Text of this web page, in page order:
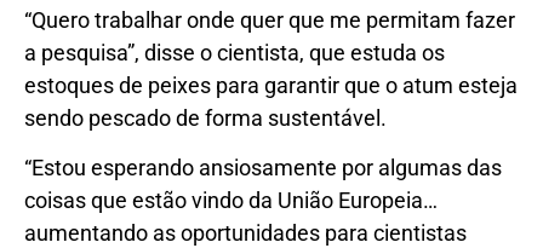
“Quero trabalhar onde quer que me permitam fazer
a pesquisa”, disse o cientista, que estuda os
estoques de peixes para garantir que o atum esteja
sendo pescado de forma sustentável.
“Estou esperando ansiosamente por algumas das
coisas que estão vindo da União Europeia…
aumentando as oportunidades para cientistas